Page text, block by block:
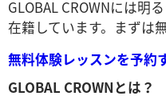
GLOBAL CROWNには明
在籍しています。まずは
無料体験レッスンを予約
GLOBAL CROWNとは？